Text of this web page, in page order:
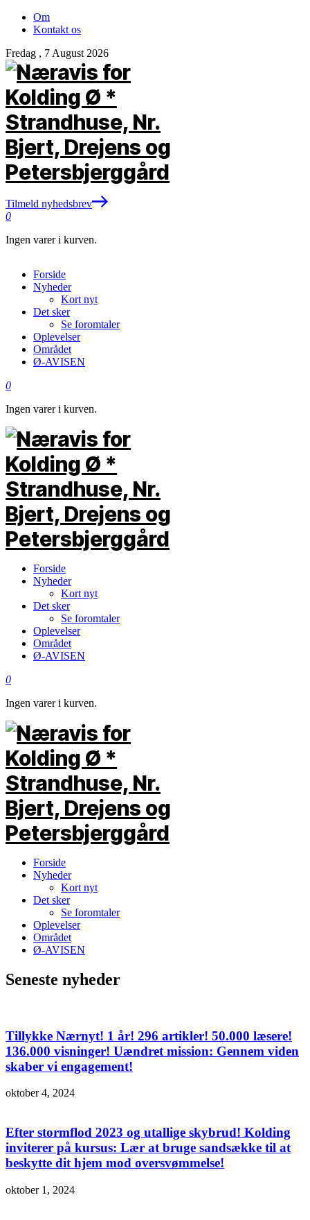
Om
Kontakt os
Fredag , 7 August 2026
Tilmeld nyhedsbrev
0
Ingen varer i kurven.
Forside
Nyheder
Kort nyt
Det sker
Se foromtaler
Oplevelser
Området
Ø-AVISEN
0
Ingen varer i kurven.
Forside
Nyheder
Kort nyt
Det sker
Se foromtaler
Oplevelser
Området
Ø-AVISEN
0
Ingen varer i kurven.
Forside
Nyheder
Kort nyt
Det sker
Se foromtaler
Oplevelser
Området
Ø-AVISEN
Seneste nyheder
Tillykke Nærnyt! 1 år! 296 artikler! 50.000 læsere!
136.000 visninger! Uændret mission: Gennem viden
skaber vi engagement!
oktober 4, 2024
Efter stormflod 2023 og utallige skybrud! Kolding
inviterer på kursus: Lær at bruge sandsække til at
beskytte dit hjem mod oversvømmelse!
oktober 1, 2024